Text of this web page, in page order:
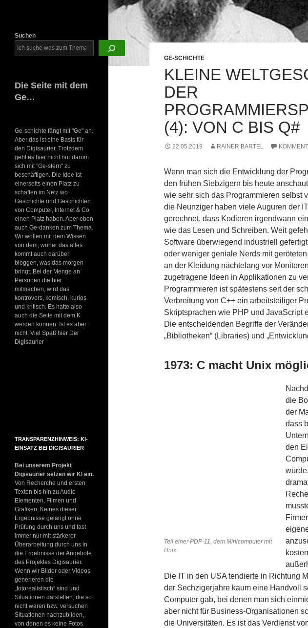
GE-SCHICHTE
KLEINE
DER
(4): VON C BIS Q#
22.05.2019 RAINER BARTEL
Wenn man sich die Entwicklung der
den frühen Siebzigern bis heute
wie sehr sich das Programmieren selbst
die Neunziger haben viele Auguren der
gerechnet, dass Kodieren irgendwann
wie das Lesen und Schreiben. Weit
Software überwiegend industriell
oder weniger geniale Nerds mit
an der Kleidung nächtelang vor
zugetragene Ideen in Applikationen zu
Programmieren ist spätestens seit der
Verbreitung von C++ ein arbeitsteiliger
Skriptsprachen wie PHP und JavaScript
Die entscheidenden Begriffe der
„Bibliotheken“ (Libraries) und
1973: C macht Unix
Teil einer PDP-11, dem Minicomputer mit
Unix
die
der
dass
den
Die IT in den USA tendierte in Richtung
der Sechzigerjahre kaum eine Handvoll
Computer gab, bei denen man sich
aber nicht für Business-Organisationen
die Universitäten. Es ist das Verdienst
Suchen
Die Seite mit dem
Ge…
Ge-schichte fängt mit "Ge" an.
Aber das ist eine Basis für
den Digisaurier. Trotzdem
geht es hier nicht nur darum
sich mit "Ge-stern" zu
beschäftigen. Die Idee ist
einerseits einen Platz zu
schaffen im Netz wo
Geschichte und Geschichten
von Computer, Internet & Co
einen Platz haben. Aber eben
auch Ge-danken zum Thema.
Wir wollen mit dem Wissen
von dem, woher das alles
kommt auch darüber
bloggen, was das morgen
bringt. Bei der Menge an
Personen die hier
mitmachen, wird das
kontrovers, komisch, kurios
und kritisch. Es hatte also
auch die Seite mit dem K
werden können. Ist es aber
nicht. Viel Spaß hier Der
Digisaurier
TRANSPARENZHINWEIS: KI-
EINSATZ BEI DIGISAURIER
Bei unserem Projekt
Digisaurier setzen wir KI ein.
Von Recherche und ersten
Texten bis hin zu Audio-
Elementen, Filmen und
Grafiken. Keines dieser
Ergebnisse gelangt ohne
Prüfung durch uns und fast
immer nur mit stärkerer
Überarbeitung durch uns in
die Ergebnisse der Angebote
des Projektes Digisaurier.
Wenn wir Bilder oder Videos
generieren die
„fotorealistisch“ sind und
Situationen darstellen, die so
nicht waren bzw. versuchen
Situationen nachzubilden,
von denen es keine Fotos